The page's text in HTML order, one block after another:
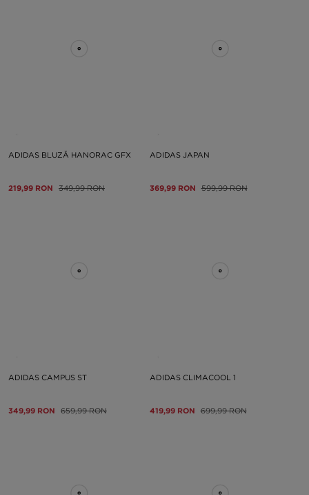
ADIDAS BLUZĂ HANORAC GFX
219,99 RON 349,99 RON
ADIDAS JAPAN
369,99 RON 599,99 RON
ADIDAS CAMPUS ST
349,99 RON 659,99 RON
ADIDAS CLIMACOOL 1
419,99 RON 699,99 RON